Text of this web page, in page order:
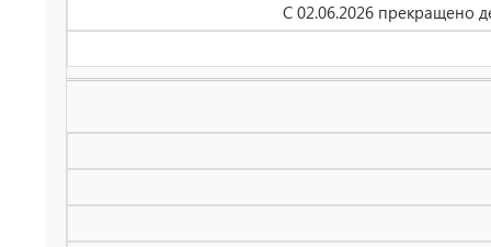
С 02.06.2026 прекращено